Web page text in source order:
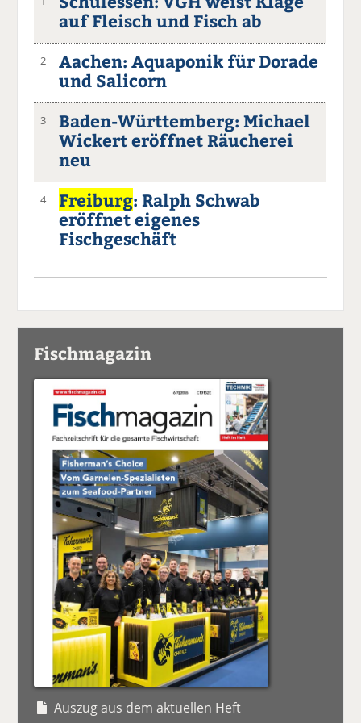
auf Fleisch und Fisch ab
2
Aachen: Aquaponik für Dorade
und Salicorn
3
Baden-Württemberg: Michael
Wickert eröffnet Räucherei
neu
4 Freiburg: Ralph Schwab
eröffnet eigenes
Fischgeschäft
Fischmagazin
Auszug aus dem aktuellen Heft